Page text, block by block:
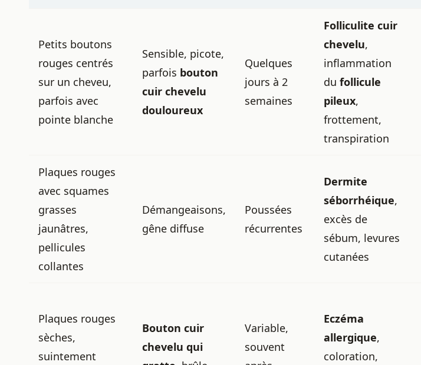
Petits boutons
rouges centrés
sur un cheveu,
parfois avec
pointe blanche
Sensible, picote,
parfois bouton
cuir chevelu
douloureux
Quelques
jours à 2
semaines
Folliculite cuir
chevelu,
inflammation
du follicule
pileux,
frottement,
transpiration
Plaques rouges
avec squames
grasses
jaunâtres,
pellicules
collantes
Démangeaisons,
gêne diffuse
Poussées
récurrentes
Dermite
séborrhéique,
excès de
sébum, levures
cutanées
Plaques rouges
sèches,
suintement
Bouton cuir
chevelu qui
Variable,
souvent
Eczéma
allergique,
coloration,